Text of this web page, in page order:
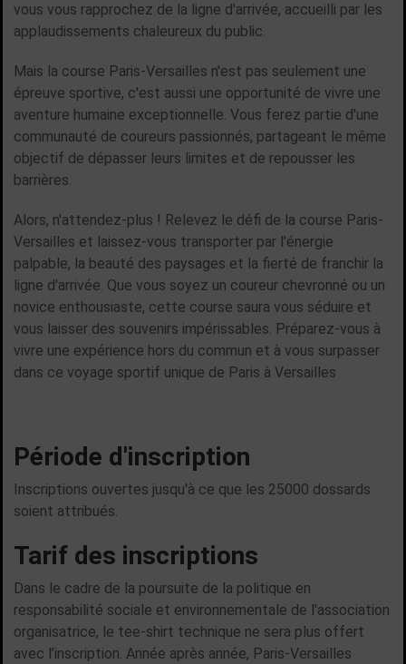
vous vous rapprochez de la ligne d'arrivée, accueilli par les
applaudissements chaleureux du public.
Mais la course Paris-Versailles n'est pas seulement une
épreuve sportive, c'est aussi une opportunité de vivre une
aventure humaine exceptionnelle. Vous ferez partie d'une
communauté de coureurs passionnés, partageant le même
objectif de dépasser leurs limites et de repousser les
barrières.
Alors, n'attendez-plus ! Relevez le défi de la course Paris-
Versailles et laissez-vous transporter par l'énergie
palpable, la beauté des paysages et la fierté de franchir la
ligne d'arrivée. Que vous soyez un coureur chevronné ou un
novice enthousiaste, cette course saura vous séduire et
vous laisser des souvenirs impérissables. Préparez-vous à
vivre une expérience hors du commun et à vous surpasser
dans ce voyage sportif unique de Paris à Versailles
Période d'inscription
Inscriptions ouvertes jusqu'à ce que les 25000 dossards
soient attribués.
Tarif des inscriptions
Dans le cadre de la poursuite de la politique en
responsabilité sociale et environnementale de l'association
organisatrice, le tee-shirt technique ne sera plus offert
avec l’inscription. Année après année, Paris-Versailles